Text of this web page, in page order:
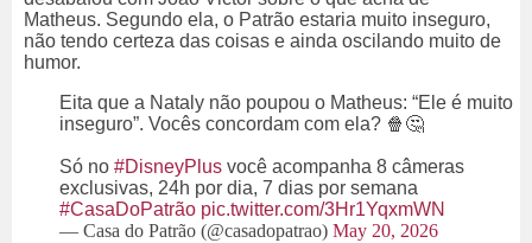
Matheus. Segundo ela, o Patrão estaria muito inseguro,
não tendo certeza das coisas e ainda oscilando muito de
humor.
Eita que a Nataly não poupou o Matheus: “Ele é muito
inseguro”. Vocês concordam com ela? 🍿🤔
Só no #DisneyPlus você acompanha 8 câmeras
exclusivas, 24h por dia, 7 dias por semana
#CasaDoPatrão pic.twitter.com/3Hr1YqxmWN
— Casa do Patrão (@casadopatrao) May 20, 2026